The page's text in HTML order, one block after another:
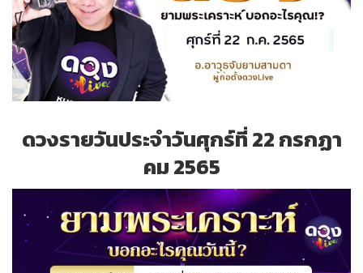
ดวงรายวันประจำวันศุกร์ที่ 22 กรกฏา
คม 2565